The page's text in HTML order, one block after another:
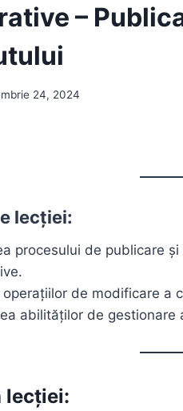
–
24, 2024
lecției:
procesului de publicare
operațiilor de modificare a
abilităților de
lecției: